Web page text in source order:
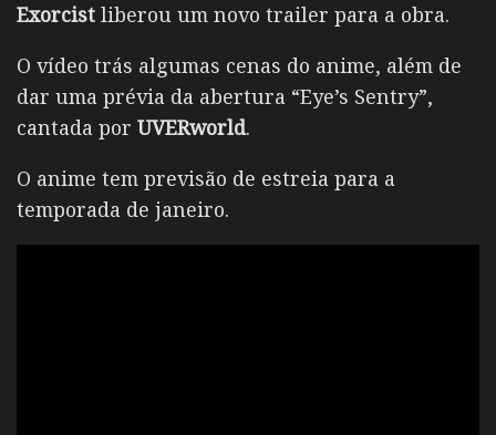
Exorcist liberou um novo trailer para a obra.
O vídeo trás algumas cenas do anime, além de
dar uma prévia da abertura “Eye’s Sentry”,
cantada por UVERworld.
O anime tem previsão de estreia para a
temporada de janeiro.